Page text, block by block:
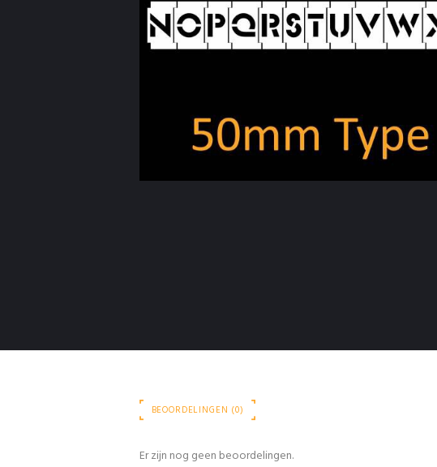
BEOORDELINGEN (0)
Er zijn nog geen beoordelingen.